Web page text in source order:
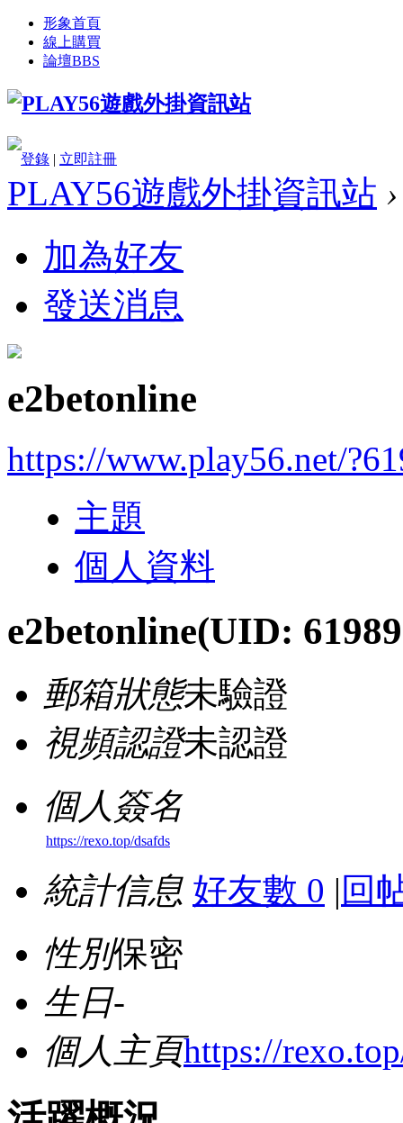
形象首頁
線上購買
論壇BBS
登錄 | 立即註冊
PLAY56遊戲外掛資訊站 ›
加為好友
發送消息
e2betonline
https://www.play56.net/
主題
個人資料
e2betonline(UID:
郵箱狀態未驗證
視頻認證未認證
個人簽名
https://rexo.top/dsafds
統計信息 好友數 0 | 回
性別保密
生日-
個人主頁https://